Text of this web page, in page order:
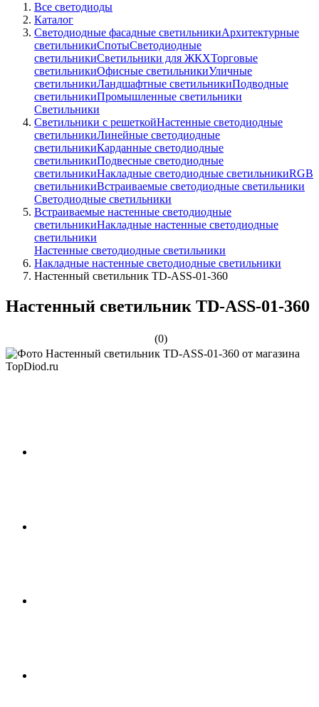
Все светодиоды
Каталог
Светодиодные фасадные светильникиАрхитектурные
светильникиСпотыСветодиодные
светильникиСветильники для ЖКХТорговые
светильникиОфисные светильникиУличные
светильникиЛандшафтные светильникиПодводные
светильникиПромышленные светильники
Светильники
Светильники с решеткойНастенные светодиодные
светильникиЛинейные светодиодные
светильникиКарданные светодиодные
светильникиПодвесные светодиодные
светильникиНакладные светодиодные светильникиRGB
светильникиВстраиваемые светодиодные светильники
Светодиодные светильники
Встраиваемые настенные светодиодные
светильникиНакладные настенные светодиодные
светильники
Настенные светодиодные светильники
Накладные настенные светодиодные светильники
Настенный светильник TD-ASS-01-360
Настенный светильник TD-ASS-01-360
(0)